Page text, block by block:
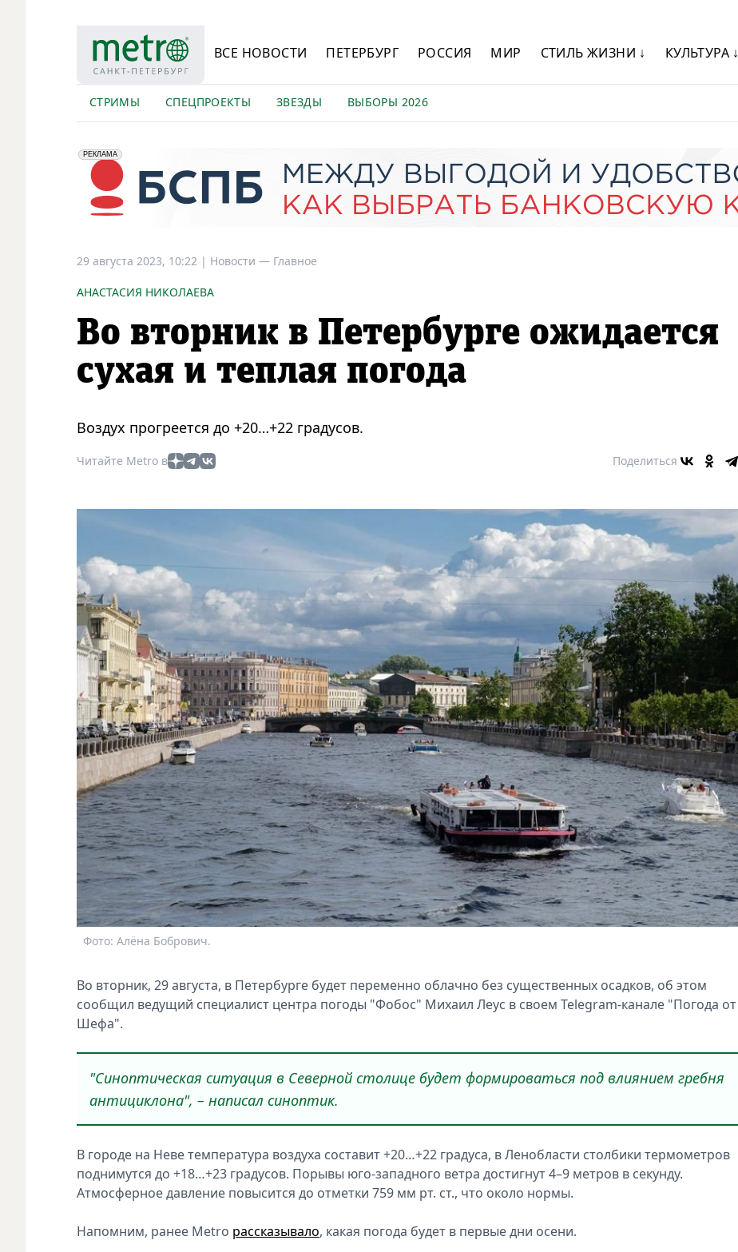
ВСЕ НОВОСТИ ПЕТЕРБУРГ РОССИЯ МИР СТИЛЬ ЖИЗНИ ↓ КУЛЬТУРА ↓
СТРИМЫ СПЕЦПРОЕКТЫ ЗВЕЗДЫ ВЫБОРЫ 2026
erid: 2VfnxyFybV5
РЕКЛАМА
ПАО "Банк "Санкт-Петербург", ИНН: 7831000027
29 августа 2023, 10:22 | Новости — Главное
АНАСТАСИЯ НИКОЛАЕВА
Во вторник в Петербурге ожидается
сухая и теплая погода
Воздух прогреется до +20…+22 градусов.
Читайте Metro в Поделиться
Фото: Алёна Бобрович.
Во вторник, 29 августа, в Петербурге будет переменно облачно без существенных осадков, об этом
сообщил ведущий специалист центра погоды "Фобос" Михаил Леус в своем Telegram-канале "Погода от
Шефа".
"Синоптическая ситуация в Северной столице будет формироваться под влиянием гребня
антициклона", – написал синоптик.
В городе на Неве температура воздуха составит +20…+22 градуса, в Ленобласти столбики термометров
поднимутся до +18…+23 градусов. Порывы юго-западного ветра достигнут 4–9 метров в секунду.
Атмосферное давление повысится до отметки 759 мм рт. ст., что около нормы.
Напомним, ранее Metro рассказывало, какая погода будет в первые дни осени.